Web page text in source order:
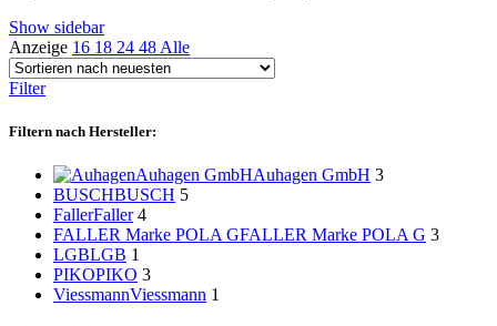
Show sidebar
Anzeige 16 18 24 48 Alle
Filter
Filtern nach Hersteller:
Auhagen GmbHAuhagen GmbH 3
BUSCHBUSCH 5
FallerFaller 4
FALLER Marke POLA GFALLER Marke POLA G 3
LGBLGB 1
PIKOPIKO 3
ViessmannViessmann 1